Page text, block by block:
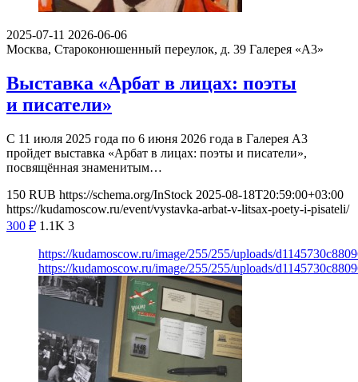
2025-07-11 2026-06-06
Москва, Староконюшенный переулок, д. 39 Галерея «А3»
Выставка «Арбат в лицах: поэты
и писатели»
С 11 июля 2025 года по 6 июня 2026 года в Галерея А3
пройдет выставка «Арбат в лицах: поэты и писатели»,
посвящённая знаменитым…
150 RUB https://schema.org/InStock 2025-08-18T20:59:00+03:00
https://kudamoscow.ru/event/vystavka-arbat-v-litsax-poety-i-pisateli/
300 ₽ 1.1K 3
https://kudamoscow.ru/image/255/255/uploads/
https://kudamoscow.ru/image/255/255/uploads/